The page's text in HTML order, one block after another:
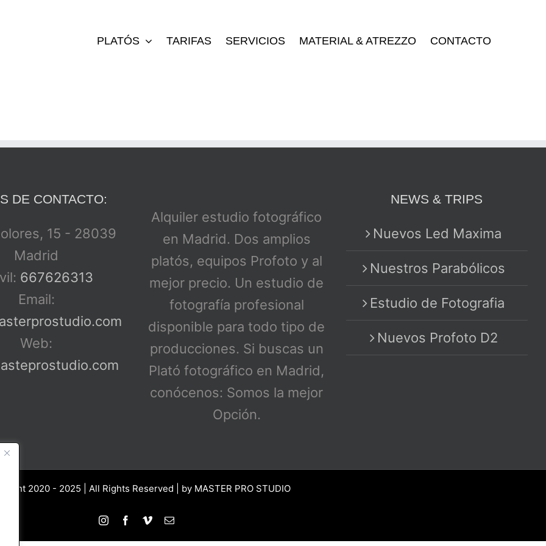
PLATÓS TARIFAS SERVICIOS MATERIAL & ATREZZO CONTACTO
DE CONTACTO:
15 - 28039
Madrid
667626313
Email:
Web:
Alquiler estudio fotográfico
en Madrid. Dos amplios
platós, equipos Profoto y al
mejor precio. Un estudio de
fotografía profesional
disponible para todo tipo de
producciones. Si buscas un
Plató fotográfico en Madrid,
conócenos: Somos la mejor
Opción.
NEWS & TRIPS
Nuevos Led Maxima
Nuestros Parabólicos
Estudio de Fotografia
Nuevos Profoto D2
2020 - 2025 | All Rights Reserved | by MASTER PRO STUDIO
InstagramFacebook
VimeoCorreo